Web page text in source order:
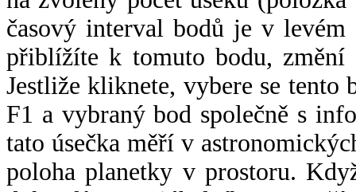
časový interval bodů je v
přiblížíte k tomuto bodu,
Jestliže kliknete, vybere se tento
F1 a vybraný bod společně s
tato úsečka měří v
poloha planetky v prostoru.